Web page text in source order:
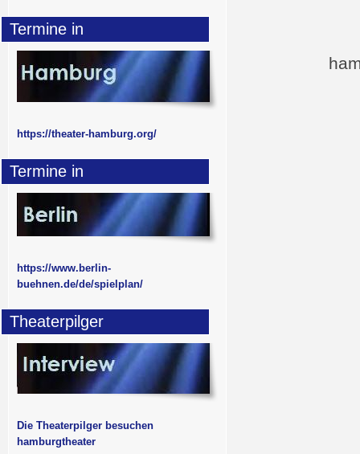
Termine in
https://theater-hamburg.org/
Termine in
https://www.berlin-
buehnen.de/de/spielplan/
Theaterpilger
Die Theaterpilger besuchen
hamburgtheater